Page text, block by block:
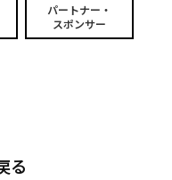
パートナー・
スポンサー
る